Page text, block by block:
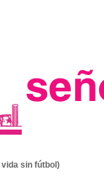
sin fútbol)